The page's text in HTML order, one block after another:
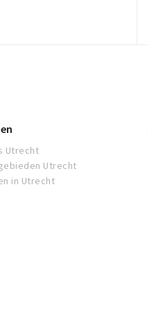
Utrecht
Utrecht
in Utrecht